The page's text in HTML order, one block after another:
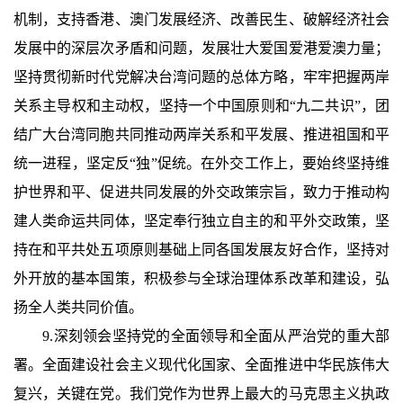
机制，支持香港、澳门发展经济、改善民生、破解经济社会
发展中的深层次矛盾和问题，发展壮大爱国爱港爱澳力量；
坚持贯彻新时代党解决台湾问题的总体方略，牢牢把握两岸
关系主导权和主动权，坚持一个中国原则和“九二共识”，团
结广大台湾同胞共同推动两岸关系和平发展、推进祖国和平
统一进程，坚定反“独”促统。在外交工作上，要始终坚持维
护世界和平、促进共同发展的外交政策宗旨，致力于推动构
建人类命运共同体，坚定奉行独立自主的和平外交政策，坚
持在和平共处五项原则基础上同各国发展友好合作，坚持对
外开放的基本国策，积极参与全球治理体系改革和建设，弘
扬全人类共同价值。
9.深刻领会坚持党的全面领导和全面从严治党的重大部
署。全面建设社会主义现代化国家、全面推进中华民族伟大
复兴，关键在党。我们党作为世界上最大的马克思主义执政